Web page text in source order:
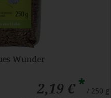
Wunder
2,19 €* / 250 g